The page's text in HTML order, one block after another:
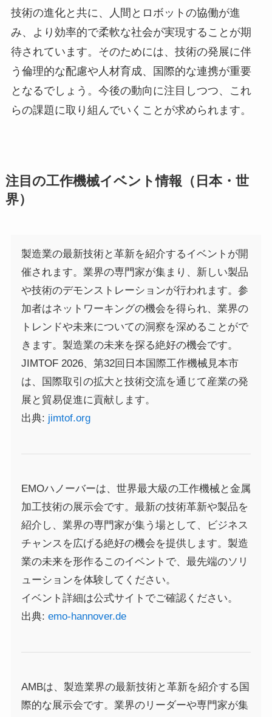
技術の進化と共に、人間とロボットの協働が進
み、より効率的で柔軟な社会が実現することが期
待されています。そのためには、技術の発展に伴
う倫理的な配慮や人材育成、国際的な連携が重要
となるでしょう。今後の動向に注目しつつ、これ
らの課題に取り組んでいくことが求められます。
注目の工作機械イベント情報（日本・世
界）
製造業の最新技術と革新を紹介するイベントが開
催されます。業界の専門家が集まり、新しい製品
や技術のデモンストレーションが行われます。参
加者はネットワーキングの機会を得られ、業界の
トレンドや未来についての洞察を深めることがで
きます。製造業の未来を探る絶好の機会です。
JIMTOF 2026、第32回日本国際工作機械見本市
は、国際取引の拡大と技術交流を通じて産業の発
展と貿易促進に貢献します。
出典: jimtof.org
EMOハノーバーは、世界最大級の工作機械と金属
加工技術の展示会です。最新の技術革新や製品を
紹介し、業界の専門家が集う場として、ビジネス
チャンスを広げる絶好の機会を提供します。製造
業の未来を形作るこのイベントで、最先端のソリ
ューションを体験してください。
イベント詳細は公式サイトでご確認ください。
出典: emo-hannover.de
AMBは、製造業界の最新技術と革新を紹介する国
際的な展示会です。業界のリーダーや専門家が集